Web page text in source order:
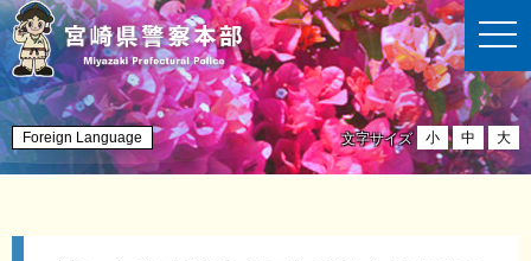
t
o
g
l
e
n
a
v
Foreign Language 文字サイズ 小 中 大